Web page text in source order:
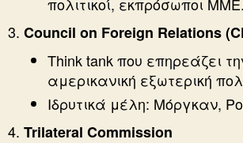
Council on Foreign Relations
Think tank που επηρεάζει
αμερικανική εξωτερική
Ιδρυτικά μέλη: Μόργκαν,
Trilateral Commission